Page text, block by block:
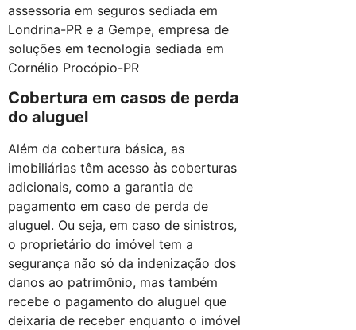
assessoria em seguros sediada em
Londrina-PR e a Gempe, empresa de
soluções em tecnologia sediada em
Cornélio Procópio-PR
Cobertura em casos de perda
do aluguel
Além da cobertura básica, as
imobiliárias têm acesso às coberturas
adicionais, como a garantia de
pagamento em caso de perda de
aluguel. Ou seja, em caso de sinistros,
o proprietário do imóvel tem a
segurança não só da indenização dos
danos ao patrimônio, mas também
recebe o pagamento do aluguel que
deixaria de receber enquanto o imóvel